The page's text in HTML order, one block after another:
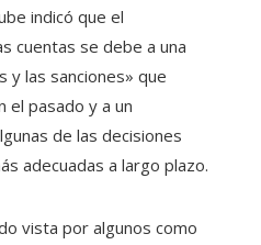
indicó que el
cuentas se debe a una
y las sanciones» que
el pasado y a un
de las decisiones
adecuadas a largo plazo.
vista por algunos como